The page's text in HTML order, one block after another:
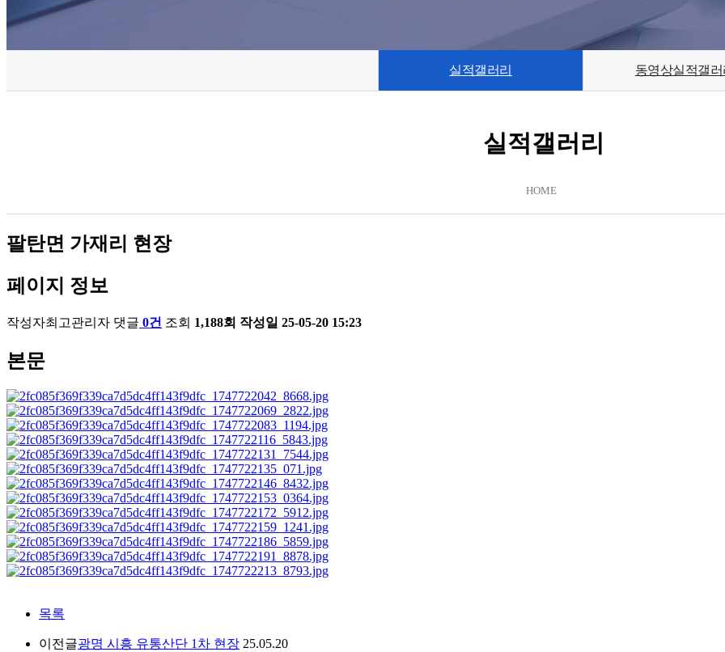
실적갤러리 동영상실적갤
실적갤러리
HOME
팔탄면 가재리 현장
페이지 정보
작성자최고관리자 댓글 0건 조회 1,188회 작성일 25-05-20 15:23
본문
목록
이전글광명 시흥 유통산단 1차 현장 25.05.20